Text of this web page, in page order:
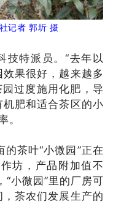
记者 郭圻 摄
技特派员。“去年以
果很好，越来越多
园过度施用化肥，导
肥和适合茶区的小
。
茶叶“小微园”正在
坊，产品附加值不
“小微园”里的厂房可
茶农们发展生产的